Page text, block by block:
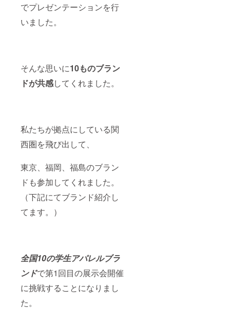
でプレゼンテーションを行
いました。
そんな思いに10ものブラン
ドが共感してくれました。
私たちが拠点にしている関
西圏を飛び出して、
東京、福岡、福島のブラン
ドも参加してくれました。
（下記にてブランド紹介し
てます。）
全国10の学生アパレルブラ
ンドで第1回目の展示会開催
に挑戦することになりまし
た。